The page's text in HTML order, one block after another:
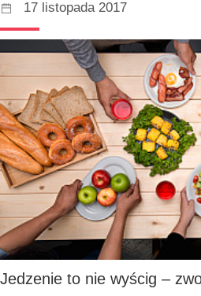
17 listopada 2017
Jedzenie to nie wyścig –